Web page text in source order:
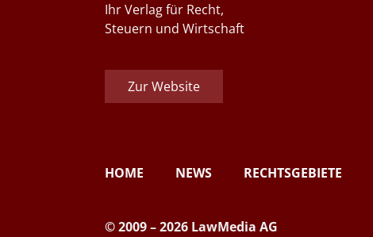
Ihr Verlag für Recht,
Steuern und Wirtschaft
Zur Website
HOME NEWS RECHTSGEBIETE
© 2009 – 2026 LawMedia AG